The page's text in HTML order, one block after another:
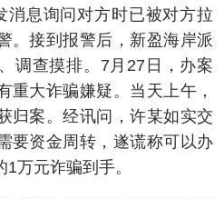
消息询问对方时已被对方拉
。接到报警后，新盈海岸派
调查摸排。7月27日，办案
重大诈骗嫌疑。当天上午，
归案。经讯问，许某如实交
要资金周转，遂谎称可以办
万元诈骗到手。